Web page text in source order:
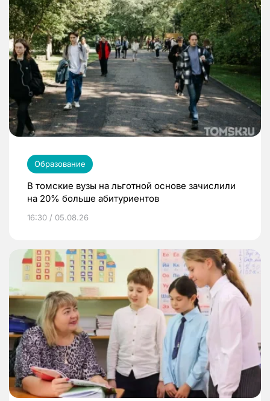
Образование
В томские вузы на льготной основе зачислили
на 20% больше абитуриентов
16:30 / 05.08.26